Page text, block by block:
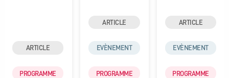
ARTICLE
PROGRAMME
ARTICLE
EVÈNEMENT
PROGRAMME
ARTICLE
EVÈNEMENT
PROGRAMME